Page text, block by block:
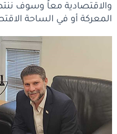
والاقتصادية معاً وسوف
المعركة أو في الساحة